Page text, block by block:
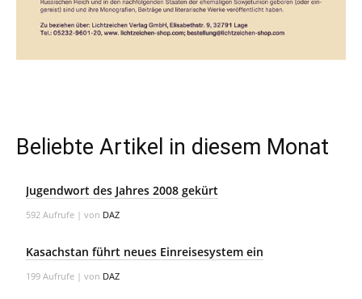
Beliebte Artikel in diesem Monat
Jugendwort des Jahres 2008 gekürt
592 Aufrufe | von DAZ
Kasachstan führt neues Einreisesystem ein
199 Aufrufe | von DAZ